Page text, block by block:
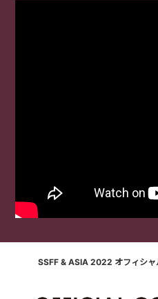
SSFF & ASIA 2022 オフィシャ